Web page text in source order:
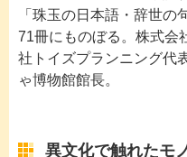
「珠玉の日本語・辞世
71冊にものぼる。株式会
社トイズプランニング代
ゃ博物館館長。
異文化で触れたモ